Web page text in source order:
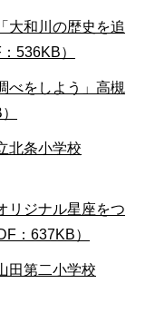
和川の歴史を追
536KB）
をしよう」高槻
条小学校
ジナル星座をつ
：637KB）
田第二小学校